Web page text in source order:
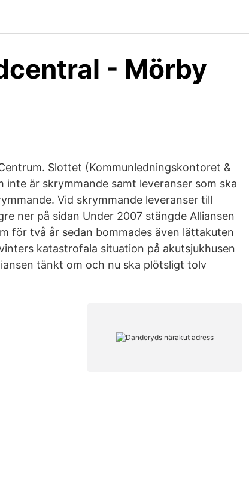
- Mörby
Slottet (Kommunledningskontoret &
är skrymmande samt leveranser som ska
Vid skrymmande leveranser till
ner på sidan Under 2007 stängde Alliansen
för två år sedan bommades även lättakuten
katastrofala situation på akutsjukhusen
tänkt om och nu ska plötsligt tolv